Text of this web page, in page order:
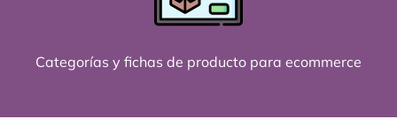
Categorías y fichas de producto para ecommerce